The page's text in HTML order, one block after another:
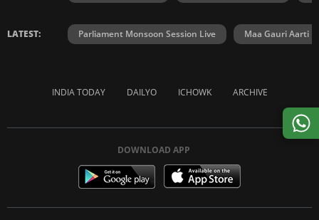
LATEST: Parliament Monsoon Session Live Maa Gauri Aarti
INDIA TODAY DAILYO ICHOWK ARCHIVE
DOWNLOAD APP